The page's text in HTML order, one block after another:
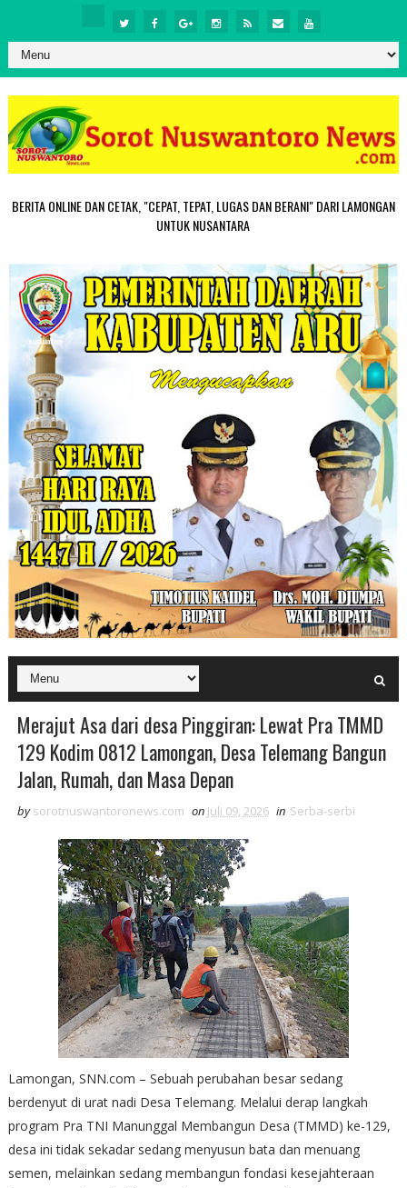
BERITA ONLINE DAN CETAK, "CEPAT, TEPAT, LUGAS DAN BERANI" DARI LAMONGAN
UNTUK NUSANTARA
Merajut Asa dari desa Pinggiran: Lewat Pra TMMD
129 Kodim 0812 Lamongan, Desa Telemang Bangun
Jalan, Rumah, dan Masa Depan
by sorotnuswantoronews.com on Juli 09, 2026 in Serba-serbi
Lamongan, SNN.com – Sebuah perubahan besar sedang
berdenyut di urat nadi Desa Telemang. Melalui derap langkah
program Pra TNI Manunggal Membangun Desa (TMMD) ke-129,
desa ini tidak sekadar sedang menyusun bata dan menuang
semen, melainkan sedang membangun fondasi kesejahteraan